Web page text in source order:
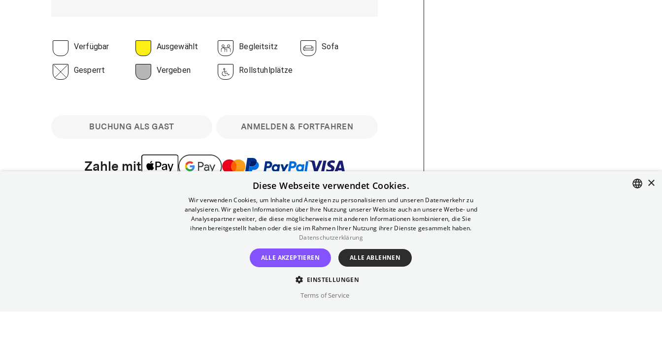
Verfügbar Ausgewählt Begleitsitz Sofa
Gesperrt Vergeben Rollstuhlplätze
BUCHUNG ALS GAST ANMELDEN & FORTFAHREN
Zahle mit
Bitte beachte: Gastbuchungen sind nicht stornierbar. Registriere dich kostenlos für bis zu 90
min vor Filmbeginn stornierbare Tickets für reguläre Vorstellungen. Unlimited-Mitglied?
Melde dich an, um deine Benefits nutzen zu können.
Nur sofern du die Buchung angemeldet mit einem kostenlosen Yorck-Mitgliedskonto
×
Diese Webseite verwendet Cookies.
Wir verwenden Cookies, um Inhalte und Anzeigen zu personalisieren und unseren Datenverkehr zu
analysieren. Wir geben Informationen über Ihre Nutzung unserer Website auch an unsere Werbe- und
Analysepartner weiter, die diese möglicherweise mit anderen Informationen kombinieren, die Sie
ihnen bereitgestellt haben oder die sie im Rahmen Ihrer Nutzung ihrer Dienste gesammelt haben.
Datenschutzerklärung
ALLE AKZEPTIEREN ALLE ABLEHNEN
EINSTELLUNGEN
Terms of Service